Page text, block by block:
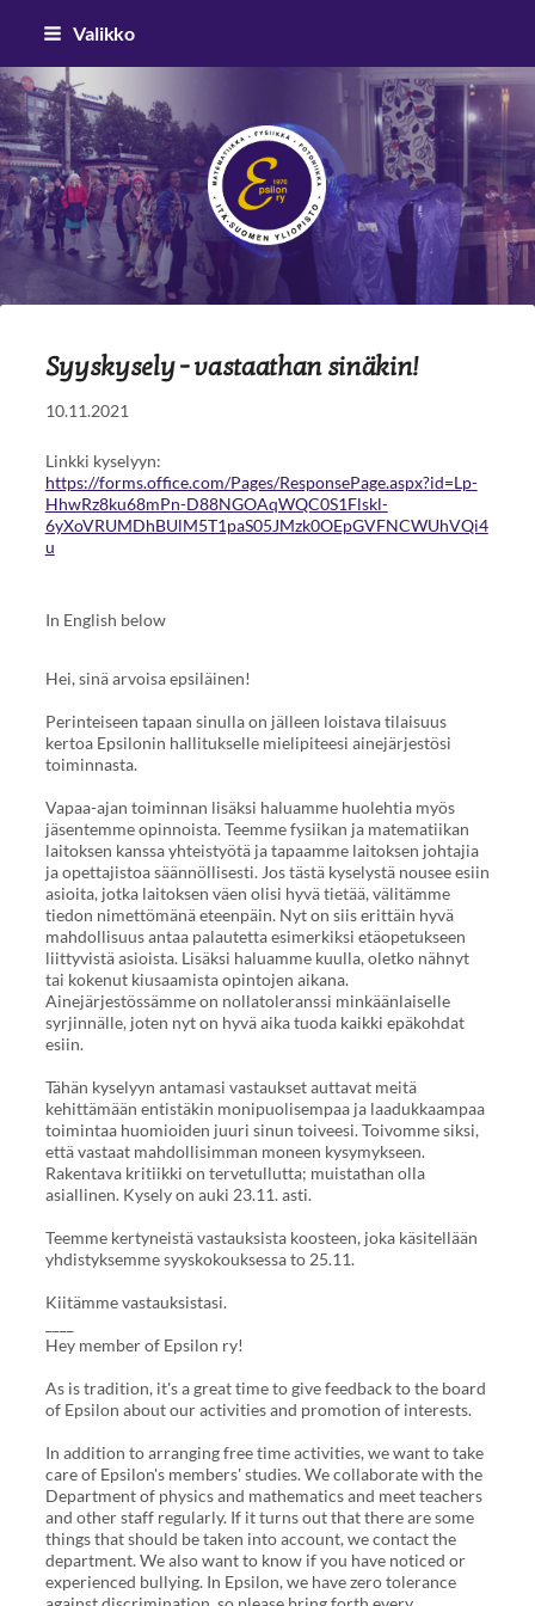
Siirry
sivun
sisältöön
Valikko
Epsilon ry
Syyskysely - vastaathan sinäkin!
10.11.2021
Linkki kyselyyn:
https://forms.office.com/Pages/ResponsePage.aspx?id=Lp-
HhwRz8ku68mPn-D88NGOAqWQC0S1Flskl-
6yXoVRUMDhBUlM5T1paS05JMzk0OEpGVFNCWUhVQi4
u
In English below
Hei, sinä arvoisa epsiläinen!
Perinteiseen tapaan sinulla on jälleen loistava tilaisuus
kertoa Epsilonin hallitukselle mielipiteesi ainejärjestösi
toiminnasta.
Vapaa-ajan toiminnan lisäksi haluamme huolehtia myös
jäsentemme opinnoista. Teemme fysiikan ja matematiikan
laitoksen kanssa yhteistyötä ja tapaamme laitoksen johtajia
ja opettajistoa säännöllisesti. Jos tästä kyselystä nousee esiin
asioita, jotka laitoksen väen olisi hyvä tietää, välitämme
tiedon nimettömänä eteenpäin. Nyt on siis erittäin hyvä
mahdollisuus antaa palautetta esimerkiksi etäopetukseen
liittyvistä asioista. Lisäksi haluamme kuulla, oletko nähnyt
tai kokenut kiusaamista opintojen aikana.
Ainejärjestössämme on nollatoleranssi minkäänlaiselle
syrjinnälle, joten nyt on hyvä aika tuoda kaikki epäkohdat
esiin.
Tähän kyselyyn antamasi vastaukset auttavat meitä
kehittämään entistäkin monipuolisempaa ja laadukkaampaa
toimintaa huomioiden juuri sinun toiveesi. Toivomme siksi,
että vastaat mahdollisimman moneen kysymykseen.
Rakentava kritiikki on tervetullutta; muistathan olla
asiallinen. Kysely on auki 23.11. asti.
Teemme kertyneistä vastauksista koosteen, joka käsitellään
yhdistyksemme syyskokouksessa to 25.11.
Kiitämme vastauksistasi.
Hey member of Epsilon ry!
As is tradition, it's a great time to give feedback to the board
of Epsilon about our activities and promotion of interests.
In addition to arranging free time activities, we want to take
care of Epsilon's members' studies. We collaborate with the
Department of physics and mathematics and meet teachers
and other staff regularly. If it turns out that there are some
things that should be taken into account, we contact the
department. We also want to know if you have noticed or
experienced bullying. In Epsilon, we have zero tolerance